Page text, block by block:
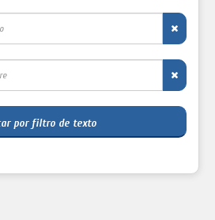
por filtro de texto